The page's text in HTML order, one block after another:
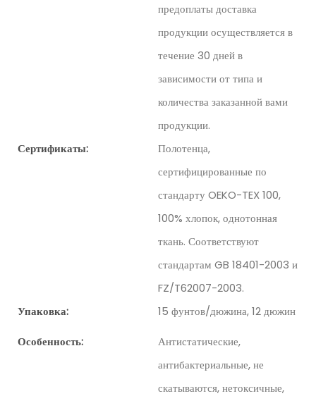
предоплаты доставка
продукции осуществляется в
течение 30 дней в
зависимости от типа и
количества заказанной вами
продукции.
Сертификаты:
Полотенца,
сертифицированные по
стандарту OEKO-TEX 100,
100% хлопок, однотонная
ткань. Соответствуют
стандартам GB 18401-2003 и
FZ/T62007-2003.
Упаковка:
15 фунтов/дюжина, 12 дюжин
Особенность:
Антистатические,
антибактериальные, не
скатываются, нетоксичные,